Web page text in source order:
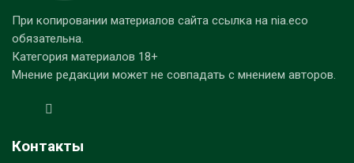
При копировании материалов сайта ссылка на nia.eco
обязательна.
Категория материалов 18+
Мнение редакции может не совпадать с мнением авторов.
Контакты